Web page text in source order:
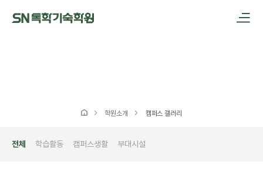
학원소개 캠퍼스 갤러리
전체 학습활동 캠퍼스생활 부대시설